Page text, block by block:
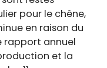
pour le chêne,
en raison du
rapport annuel
et la